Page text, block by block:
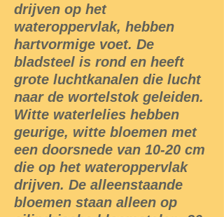
drijven op het
wateroppervlak, hebben
hartvormige voet. De
bladsteel is rond en heeft
grote luchtkanalen die lucht
naar de wortelstok geleiden.
Witte waterlelies hebben
geurige, witte bloemen met
een doorsnede van 10-20 cm
die op het wateroppervlak
drijven. De alleenstaande
bloemen staan alleen op